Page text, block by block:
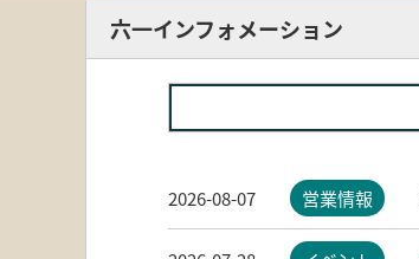
六一インフォメーション
2026-08-07 営業情報